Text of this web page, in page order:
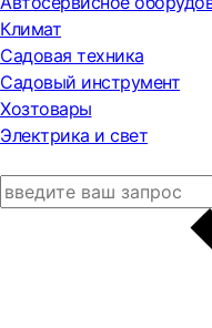
Климат
Садовая техника
Садовый инструмент
Хозтовары
Электрика и свет